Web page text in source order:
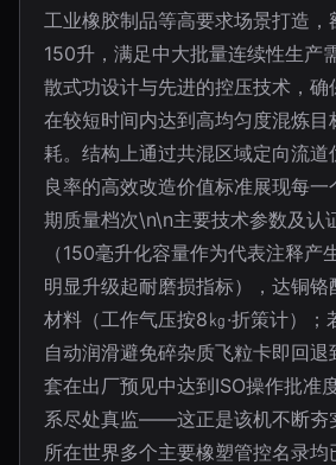
工业橡胶制品等高要求场景打造，
150升，满足中大批量连续性生产
散式功设计与先进的控压技术，
在较短时间内达到高均匀度混炼
耗。结构上通过共混区域定向流
良率的高效改造价值标准展现每
期质量档次\n\n主要技术参数及认
（150毫升化容量作为代表注释产
明显升级起耐磨损指标），达铜铬
材料（工作气压按8㎏·折策计）；
自动润滑避免碎杂质飞粒卡即回
套在出厂预见中达到ISO操作批准
系尽处真监——这正是该机不断夯
所在世界多个主要橡塑管控名录均